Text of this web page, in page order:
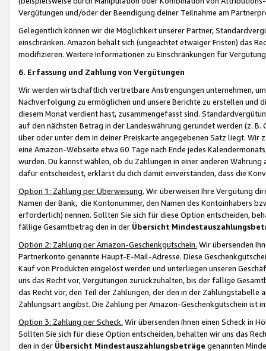
Vergütungen und/oder der Beendigung deiner Teilnahme am
Gelegentlich können wir die Möglichkeit unserer Partner,
einschränken. Amazon behält sich (ungeachtet etwaiger Fristen) das
modifizieren. Weitere Informationen zu Einschränkungen für
6. Erfassung und Zahlung von Vergütungen
Wir werden wirtschaftlich vertretbare Anstrengungen unternehmen,
Nachverfolgung zu ermöglichen und unsere Berichte zu erstellen und
diesem Monat verdient hast, zusammengefasst sind.
auf den nächsten Betrag in der Landeswährung gerundet werden (z.
über oder unter dem in deiner Preiskarte angegebenen Satz liegt.
eine Amazon-Webseite etwa 60 Tage nach Ende jedes
wurden. Du kannst wählen, ob du Zahlungen in einer anderen
dafür entscheidest, erklärst du dich damit einverstanden, dass die
Option 1: Zahlung per Überweisung. Wir überweisen Ihre Vergütung
Namen der Bank, die Kontonummer, den Namen des Kontoinhabers
erforderlich) nennen. Sollten Sie sich für diese Option entscheiden,
fällige Gesamtbetrag den in der Übersicht
Option 2: Zahlung per Amazon-Geschenkgutschein. Wir übersenden
Partnerkonto genannte Haupt-E-Mail-Adresse. Diese
Kauf von Produkten eingelöst werden und unterliegen unseren
uns das Recht vor, Vergütungen zurückzuhalten, bis der fällige
das Recht vor, den Teil der Zahlungen, der den in der
Zahlungsart angibst. Die Zahlung per Amazon-Geschenkgutschein ist
Option 3: Zahlung per Scheck. Wir übersenden Ihnen einen Scheck in
Sollten Sie sich für diese Option entscheiden, behalten wir uns das
den in der Übersicht Mindestauszahlungsbeträge genannten